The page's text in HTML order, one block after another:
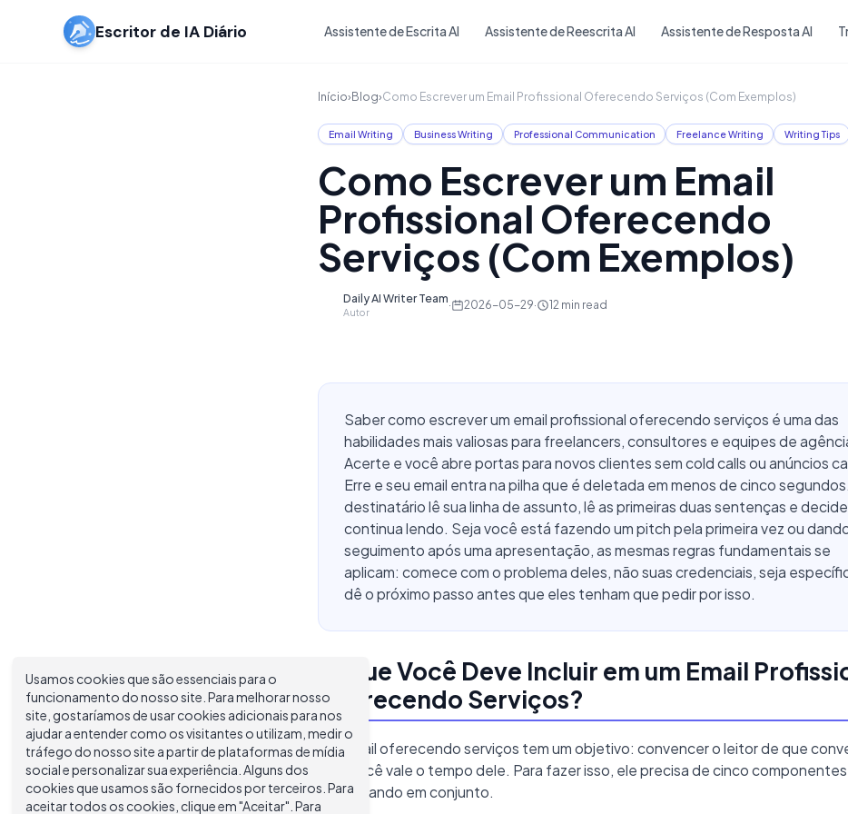
Escritor de IA Diário Assistente de Escrita AI Assistente de Reescrita AI Assistente de Resposta AI
Início›Blog›Como Escrever um Email Profissional Oferecendo Serviços (Com Exemplos)
Email Writing Business Writing Professional Communication Freelance Writing Writing Tips
Como Escrever um Email
Profissional Oferecendo
Serviços (Com Exemplos)
Daily AI Writer Team
Autor
· 2026-05-29· 12 min read
Saber como escrever um email profissional oferecendo serviços é uma das
habilidades mais valiosas para freelancers, consultores e equipes de
Acerte e você abre portas para novos clientes sem cold calls ou anúncios
Erre e seu email entra na pilha que é deletada em menos de cinco
destinatário lê sua linha de assunto, lê as primeiras duas sentenças e
continua lendo. Seja você está fazendo um pitch pela primeira vez ou
seguimento após uma apresentação, as mesmas regras fundamentais se
aplicam: comece com o problema deles, não suas credenciais, seja
dê o próximo passo antes que eles tenham que pedir por isso.
O Que Você Deve Incluir em um Email
Oferecendo Serviços?
Um email oferecendo serviços tem um objetivo: convencer o leitor de que
com você vale o tempo dele. Para fazer isso, ele precisa de cinco componentes
funcionando em conjunto.
Usamos cookies que são essenciais para o
funcionamento do nosso site. Para melhorar nosso
site, gostaríamos de usar cookies adicionais para nos
ajudar a entender como os visitantes o utilizam, medir o
tráfego do nosso site a partir de plataformas de mídia
social e personalizar sua experiência. Alguns dos
cookies que usamos são fornecidos por terceiros. Para
aceitar todos os cookies, clique em "Aceitar". Para